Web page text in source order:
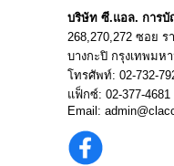
บริษัท ซี.แอล. การ
268,270,272 ซอย
บางกะปิ กรุงเทพมห
โทรศัพท์: 02-732-
แฟ็กซ์: 02-377-4681
Email: